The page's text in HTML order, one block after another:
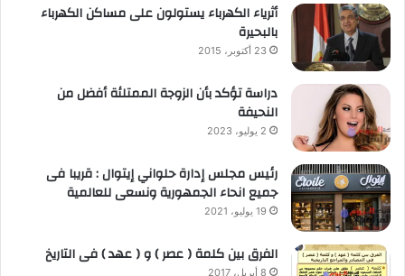
أثرياء الكهرباء يستولون على مساكن الكهرباء
بالبحيرة
23 أكتوبر، 2015
دراسة تؤكد بأن الزوجة الممتلئة أفضل من
النحيفة
2 يوليو، 2023
رئيس مجلس إدارة حلواني إيتوال : قريبا فى
جميع انحاء الجمهورية ونسعى للعالمية
19 يوليو، 2021
الفرق بين كلمة ( عصر ) و ( عهد ) فى التاريخ
8 أبريل، 2017